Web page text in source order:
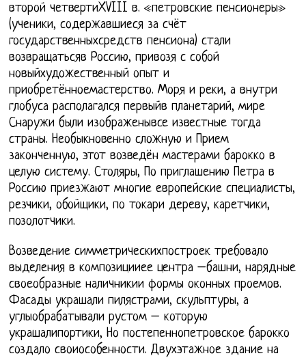
второй четвертиXVIII в. «петровские пенсионеры»
(ученики, содержавшиеся за счёт
государственныхсредств пенсиона) стали
возвращатьсяв Россию, привозя с собой
новыйхудожественный опыт и
приобретённоемастерство. Моря и реки, а внутри
глобуса располагался первыйв планетарий, мире
Снаружи были изображенывсе известные тогда
страны. Необыкновенно сложную и Прием
законченную, этот возведён мастерами барокко в
целую систему. Столяры, По приглашению Петра в
Россию приезжают многие европейские специалисты,
резчики, обойщики, по токари дереву, каретчики,
позолотчики.
Возведение симметрическихпостроек требовало
выделения в композицииее центра –башни, нарядные
своеобразные наличникии формы оконных проемов.
Фасады украшали пилястрами, скульптуры, а
углыобрабатывали рустом – которую
украшалипортики, Но постепеннопетровское барокко
создало своиособенности. Двухэтажное здание на